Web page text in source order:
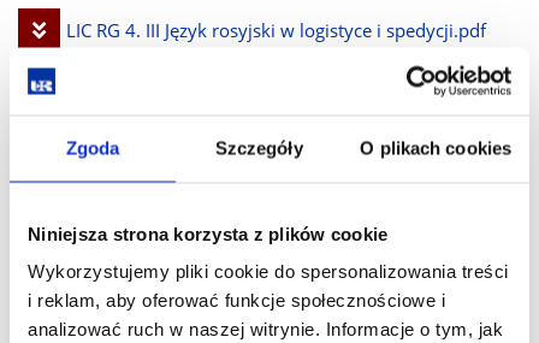
Zgoda Szczegóły O plikach cookies
Niniejsza strona korzysta z plików cookie
Wykorzystujemy pliki cookie do spersonalizowania treści
i reklam, aby oferować funkcje społecznościowe i
analizować ruch w naszej witrynie. Informacje o tym, jak
Pobierz
LIC RG 4. III Język rosyjski w logistyce i spedycji.pdf
Pobierz
plik
LIC RG 5. III Język rosyjski w obsłudze lotniska.pdf
(201.3 KiB)
Pobierz
LIC RG 6. II Język angielski w turystyce